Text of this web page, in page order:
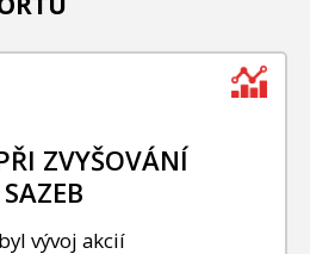
ZVYŠOVÁNÍ
vývoj akcií